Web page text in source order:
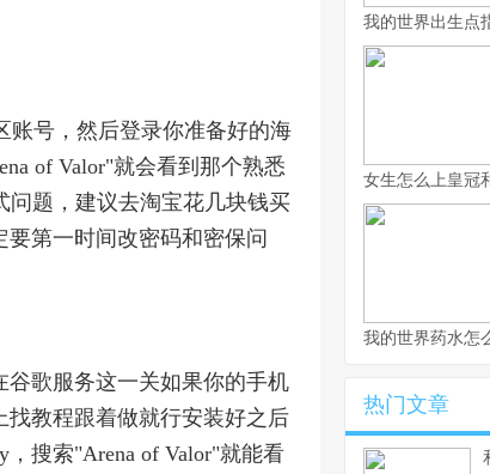
账号，然后登录你准备好的海
of Valor"就会看到那个熟悉
问题，建议去淘宝花几块钱买
第一时间改密码和密保问
谷歌服务这一关如果你的手机
教程跟着做就行安装好之后
搜索"Arena of Valor"就能看
我的世界出生点
女生怎么上皇冠
我的世界药水怎
热门文章